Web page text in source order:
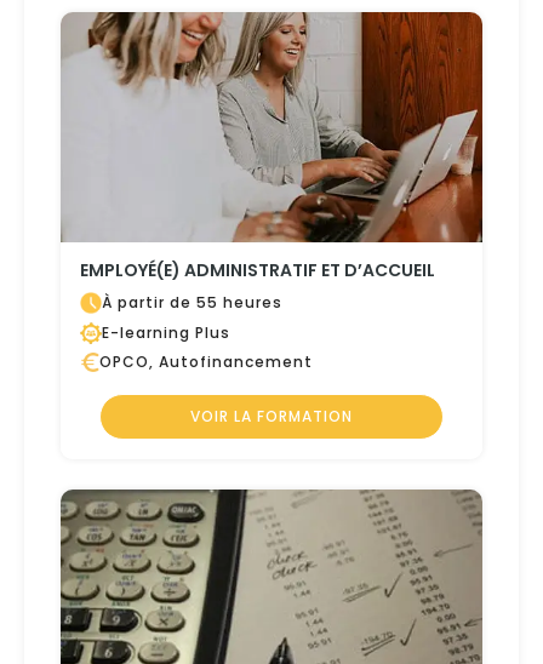
EMPLOYÉ(E) ADMINISTRATIF ET D’ACCUEIL
À partir de 55 heures
E-learning Plus
OPCO, Autofinancement
VOIR LA FORMATION